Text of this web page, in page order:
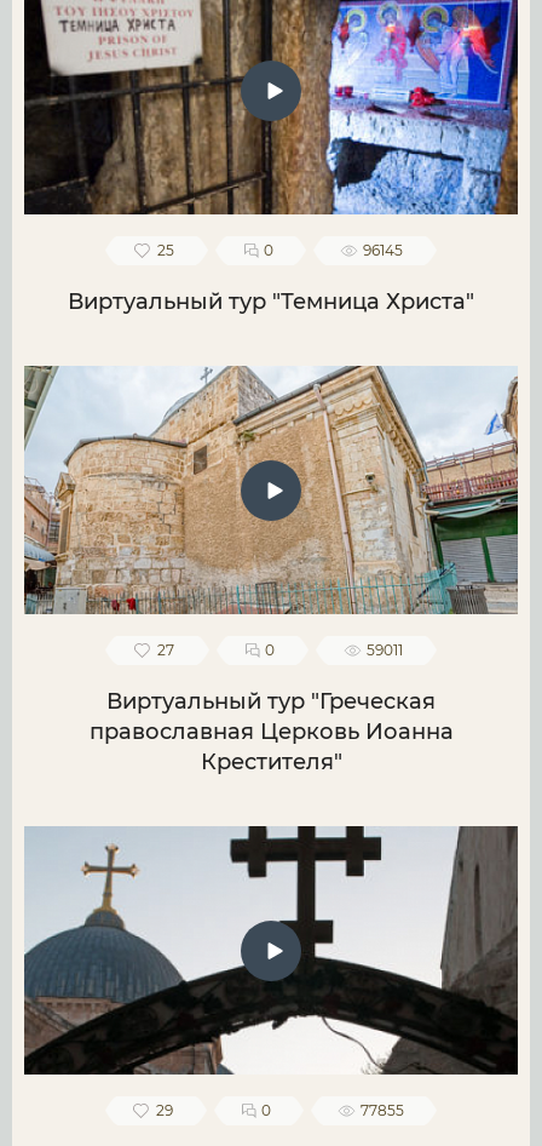
25 0 96145
Виртуальный тур "Темница Христа"
27 0 59011
Виртуальный тур "Греческая
православная Церковь Иоанна
Крестителя"
29 0 77855